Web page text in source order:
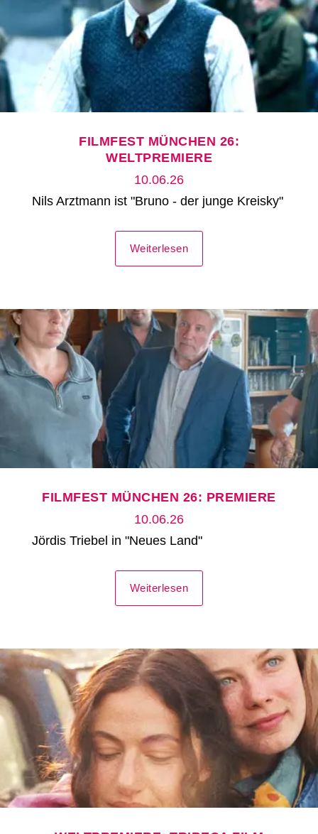
FILMFEST MÜNCHEN 26:
WELTPREMIERE
10.06.26
Nils Arztmann ist "Bruno - der junge Kreisky"
Weiterlesen
FILMFEST MÜNCHEN 26: PREMIERE
10.06.26
Jördis Triebel in "Neues Land"
Weiterlesen